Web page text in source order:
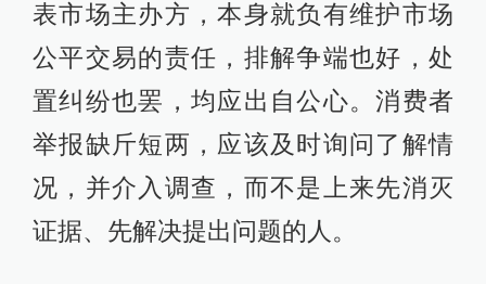
表市场主办方，本身就负有维护市场
公平交易的责任，排解争端也好，处
置纠纷也罢，均应出自公心。消费者
举报缺斤短两，应该及时询问了解情
况，并介入调查，而不是上来先消灭
证据、先解决提出问题的人。